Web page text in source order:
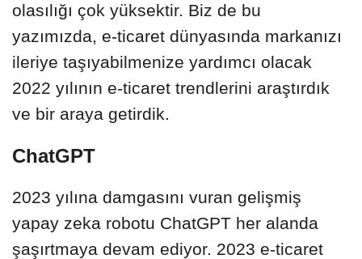
olasılığı çok yüksektir. Biz de bu
yazımızda, e-ticaret dünyasında markanızı
ileriye taşıyabilmenize yardımcı olacak
2022 yılının e-ticaret trendlerini araştırdık
ve bir araya getirdik.
ChatGPT
2023 yılına damgasını vuran gelişmiş
yapay zeka robotu ChatGPT her alanda
şaşırtmaya devam ediyor. 2023 e-ticaret